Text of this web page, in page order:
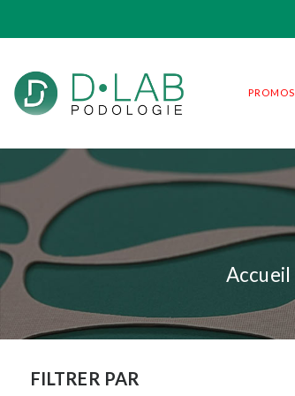
PROMOS
Accueil
FILTRER PAR